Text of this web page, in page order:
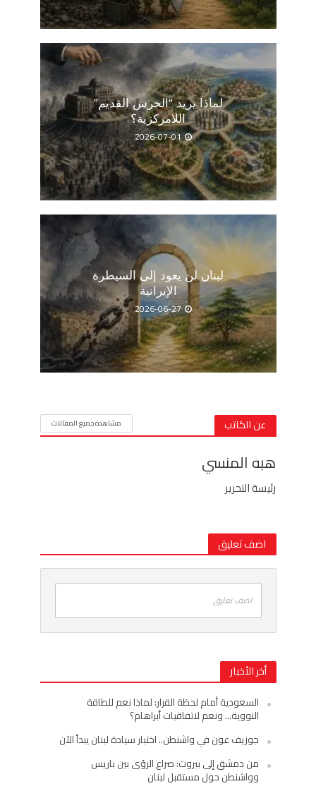
لماذا يريد “الحرس القديم”
اللامركزية؟
2026-07-01
لبنان لن يعود إلى السيطرة
الإيرانية
2026-06-27
عن الكاتب مشاهدة جميع المقالات
هبه المنسي
رئيسة التحرير
اضف تعليق
اضف تعليق
أخر الأخبار
السعودية أمام لحظة القرار: لماذا نعم للطاقة
النووية… ونعم لاتفاقيات أبراهام؟
جوزيف عون في واشنطن.. اختبار سيادة لبنان يبدأ الآن
من دمشق إلى بيروت: صراع الرؤى بين باريس
وواشنطن حول مستقبل لبنان